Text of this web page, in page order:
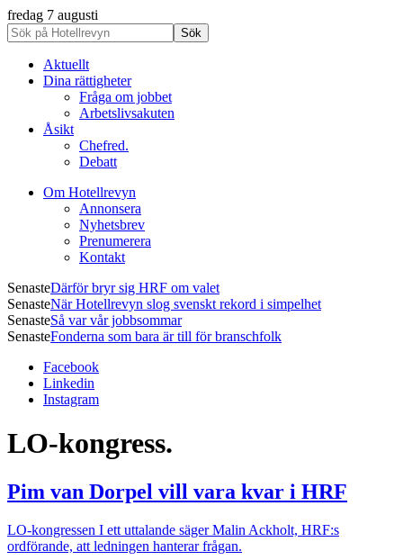
fredag 7 augusti
Aktuellt
Dina rättigheter
Fråga om jobbet
Arbetslivsakuten
Åsikt
Chefred.
Debatt
Om Hotellrevyn
Annonsera
Nyhetsbrev
Prenumerera
Kontakt
SenasteDärför bryr sig HRF om valet
SenasteNär Hotellrevyn slog svenskt rekord i simpelhet
SenasteSå var vår jobbsommar
SenasteFonderna som bara är till för branschfolk
Facebook
Linkedin
Instagram
LO-kongress.
Pim van Dorpel vill vara kvar i HRF
LO-kongressen I ett uttalande säger Malin Ackholt, HRF:s
ordförande, att ledningen hanterar frågan.